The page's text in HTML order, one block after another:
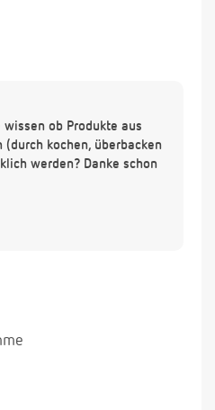
ob Produkte aus
(durch kochen, überbacken
werden? Danke schon